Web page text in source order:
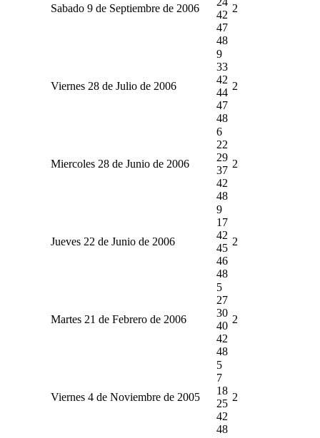
Sabado 9 de Septiembre de 2006
42
47
48
2
Viernes 28 de Julio de 2006
9
33
42
44
47
48
2
Miercoles 28 de Junio de 2006
6
22
29
37
42
48
2
Jueves 22 de Junio de 2006
9
17
42
45
46
48
2
Martes 21 de Febrero de 2006
5
27
30
40
42
48
2
Viernes 4 de Noviembre de 2005
5
7
18
25
42
48
2